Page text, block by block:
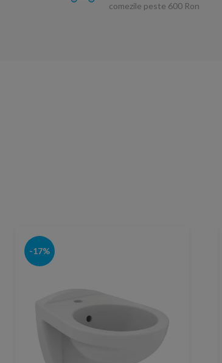
comezile peste 600 Ron
-17%